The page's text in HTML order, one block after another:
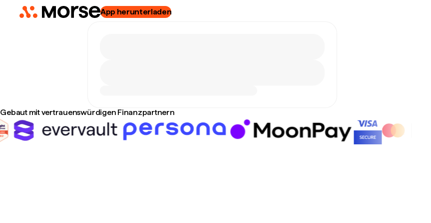
App herunterladen
Gebaut mit vertrauenswürdigen Finanzpartnern